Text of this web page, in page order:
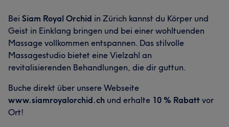
Bei Siam Royal Orchid in Zürich kannst du Körper und
Geist in Einklang bringen und bei einer wohltuenden
Massage vollkommen entspannen. Das stilvolle
Massagestudio bietet eine Vielzahl an
revitalisierenden Behandlungen, die dir guttun.
Buche direkt über unsere Webseite
www.siamroyalorchid.ch und erhalte 10 % Rabatt vor
Ort!